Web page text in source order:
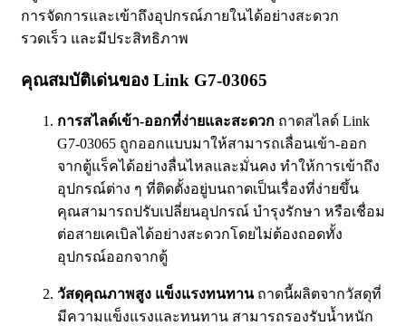
การจัดการและเข้าถึงอุปกรณ์ภายในได้อย่างสะดวก
รวดเร็ว และมีประสิทธิภาพ
คุณสมบัติเด่นของ Link G7-03065
การสไลด์เข้า-ออกที่ง่ายและสะดวก ถาดสไลด์ Link
G7-03065 ถูกออกแบบมาให้สามารถเลื่อนเข้า-ออก
จากตู้แร็คได้อย่างลื่นไหลและมั่นคง ทำให้การเข้าถึง
อุปกรณ์ต่าง ๆ ที่ติดตั้งอยู่บนถาดเป็นเรื่องที่ง่ายขึ้น
คุณสามารถปรับเปลี่ยนอุปกรณ์ บำรุงรักษา หรือเชื่อม
ต่อสายเคเบิลได้อย่างสะดวกโดยไม่ต้องถอดทั้ง
อุปกรณ์ออกจากตู้
วัสดุคุณภาพสูง แข็งแรงทนทานถาดนี้ผลิตจากวัสดุที่
มีความแข็งแรงและทนทาน สามารถรองรับน้ำหนัก